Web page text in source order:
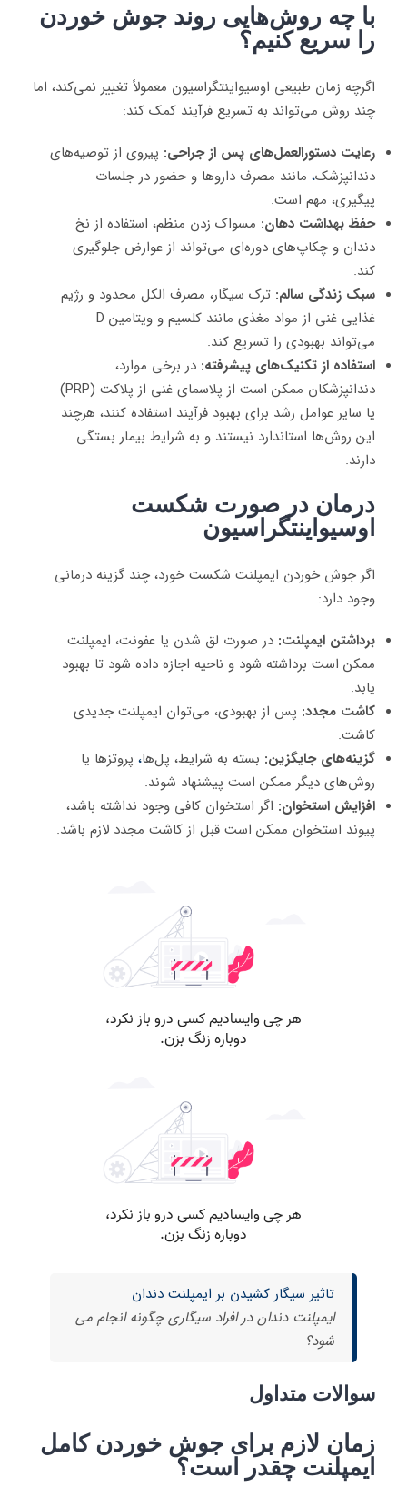
با چه روش‌هایی روند جوش خوردن
را سریع کنیم؟
اگرچه زمان طبیعی اوسیواینتگراسیون معمولاً تغییر نمی‌کند، اما
چند روش می‌تواند به تسریع فرآیند کمک کند:
رعایت دستورالعمل‌های پس از جراحی: پیروی از توصیه‌های
دندانپزشک، مانند مصرف داروها و حضور در جلسات
پیگیری، مهم است.
حفظ بهداشت دهان: مسواک زدن منظم، استفاده از نخ
دندان و چکاپ‌های دوره‌ای می‌تواند از عوارض جلوگیری
کند.
سبک زندگی سالم: ترک سیگار، مصرف الکل محدود و رژیم
غذایی غنی از مواد مغذی مانند کلسیم و ویتامین D
می‌تواند بهبودی را تسریع کند.
استفاده از تکنیک‌های پیشرفته: در برخی موارد،
دندانپزشکان ممکن است از پلاسمای غنی از پلاکت (PRP)
یا سایر عوامل رشد برای بهبود فرآیند استفاده کنند، هرچند
این روش‌ها استاندارد نیستند و به شرایط بیمار بستگی
دارند.
درمان در صورت شکست
اوسیواینتگراسیون
اگر جوش خوردن ایمپلنت شکست خورد، چند گزینه درمانی
وجود دارد:
برداشتن ایمپلنت: در صورت لق شدن یا عفونت، ایمپلنت
ممکن است برداشته شود و ناحیه اجازه داده شود تا بهبود
یابد.
کاشت مجدد: پس از بهبودی، می‌توان ایمپلنت جدیدی
کاشت.
گزینه‌های جایگزین: بسته به شرایط، پل‌ها، پروتزها یا
روش‌های دیگر ممکن است پیشنهاد شوند.
افزایش استخوان: اگر استخوان کافی وجود نداشته باشد،
پیوند استخوان ممکن است قبل از کاشت مجدد لازم باشد.
تاثیر سیگار کشیدن بر ایمپلنت دندان
ایمپلنت دندان در افراد سیگاری چگونه انجام می
شود؟
سوالات متداول
زمان لازم برای جوش خوردن کامل
ایمپلنت چقدر است؟